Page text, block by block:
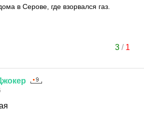
в Серове, где взорвался газ.
3/ 1